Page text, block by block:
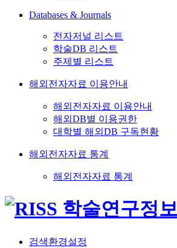
Databases & Journals
전자저널 리스트
학술DB 리스트
주제별 리스트
해외전자자료 이용안내
해외전자자료 이용안내
해외DB별 이용권한
대학별 해외DB 구독현황
해외전자자료 통계
해외전자자료 통계
검색환경설정